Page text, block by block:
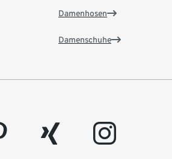
Damenhosen
Damenschuhe
xing instagram